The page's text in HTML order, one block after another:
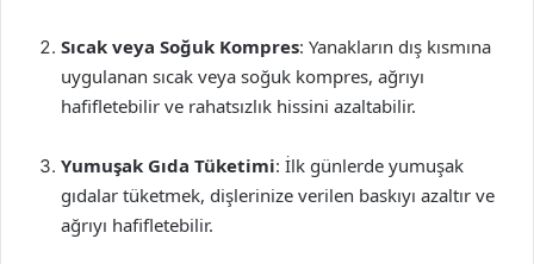
Sıcak veya Soğuk Kompres: Yanakların dış kısmına
uygulanan sıcak veya soğuk kompres, ağrıyı
hafifletebilir ve rahatsızlık hissini azaltabilir.
Yumuşak Gıda Tüketimi: İlk günlerde yumuşak
gıdalar tüketmek, dişlerinize verilen baskıyı azaltır ve
ağrıyı hafifletebilir.